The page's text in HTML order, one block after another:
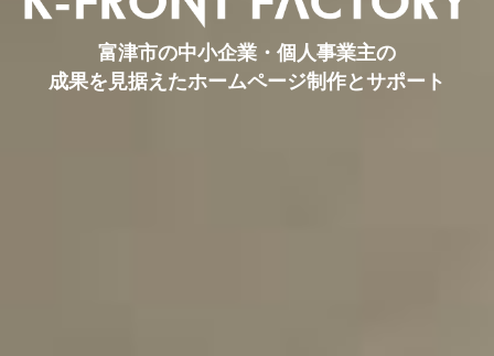
富津市の中小企業・個人事業主の
成果を見据えたホームページ制作とサポート